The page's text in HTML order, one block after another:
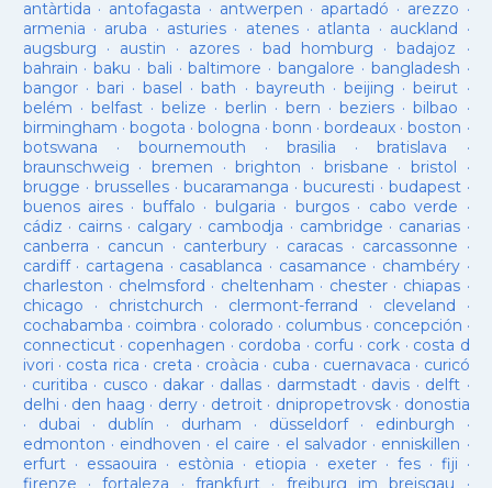
antàrtida · antofagasta · antwerpen · apartadó · arezzo ·
armenia · aruba · asturies· atenes· atlanta · auckland ·
augsburg · austin · azores·bad homburg ·badajoz ·
bahrain ·baku · bali ·baltimore ·bangalore · bangladesh ·
bangor· bari ·basel ·bath · bayreuth ·beijing ·beirut ·
belém · belfast· belize · berlin ·bern ·beziers ·bilbao ·
birmingham · bogota · bologna ·bonn ·bordeaux ·boston ·
botswana · bournemouth ·brasilia ·bratislava ·
braunschweig · bremen ·brighton · brisbane · bristol ·
brugge · brusselles· bucaramanga · bucuresti · budapest·
buenos aires· buffalo · bulgaria · burgos· cabo verde ·
cádiz · cairns· calgary · cambodja · cambridge · canarias·
canberra · cancun · canterbury · caracas · carcassonne ·
cardiff· cartagena · casablanca · casamance · chambéry·
charleston · chelmsford · cheltenham · chester· chiapas ·
chicago · christchurch · clermont-ferrand · cleveland ·
cochabamba · coimbra · colorado · columbus· concepción ·
connecticut· copenhagen · cordoba · corfu · cork · costa d
ivori · costa rica · creta · croàcia · cuba · cuernavaca · curicó
· curitiba · cusco · dakar · dallas · darmstadt· davis · delft ·
delhi · den haag · derry· detroit· dnipropetrovsk· donostia
· dubai · dublín · durham · düsseldorf· edinburgh ·
edmonton · eindhoven · el caire · el salvador · enniskillen ·
erfurt· essaouira · estònia · etiopia · exeter· fes· fiji ·
firenze ·fortaleza · frankfurt· freiburg im breisgau ·